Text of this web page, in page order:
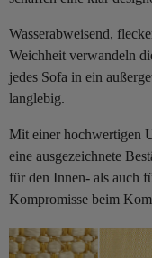
Wasserabweisend,
Weichheit verwandeln
jedes Sofa in ein
langlebig.
Mit einer hochwertigen
eine ausgezeichnete
für den Innen- als auch
Kompromisse beim